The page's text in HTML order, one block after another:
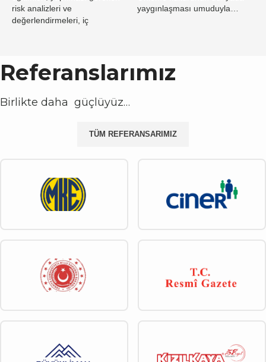
risk analizleri ve
değerlendirmeleri, iç
yaygınlaşması umuduyla…
Referanslarımız
Birlikte daha güçlüyüz…
TÜM REFERANSARIMIZ